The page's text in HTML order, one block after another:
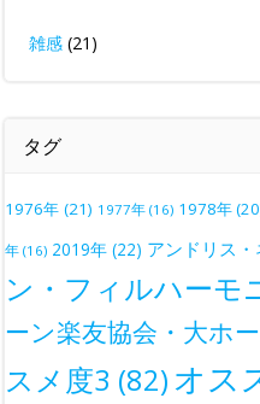
雑感 (21)
タグ
1976年 (21) 1977年 (16) 1978年
年 (16) 2019年 (22) アンドリス
ン・フィルハーモ
ーン楽友協会・大ホ
スメ度3 (82) オス